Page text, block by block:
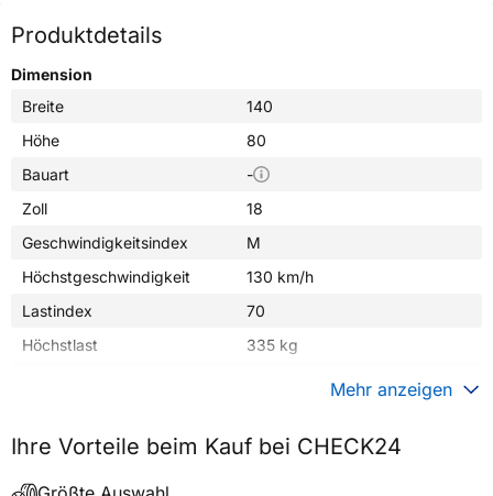
Produktdetails
Dimension
Breite
140
Höhe
80
Bauart
-
Zoll
18
Geschwindigkeitsindex
M
Höchstgeschwindigkeit
130 km/h
Lastindex
70
Höchstlast
335 kg
Fahrzeugtyp
Motorrad
Verwendung
Mehr anzeigen
Ihre Vorteile beim Kauf bei CHECK24